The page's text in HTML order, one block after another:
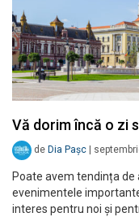
Vă dorim încă o zi
de Dia Pașc
Poate avem tendința
evenimentele
interes pentru noi și